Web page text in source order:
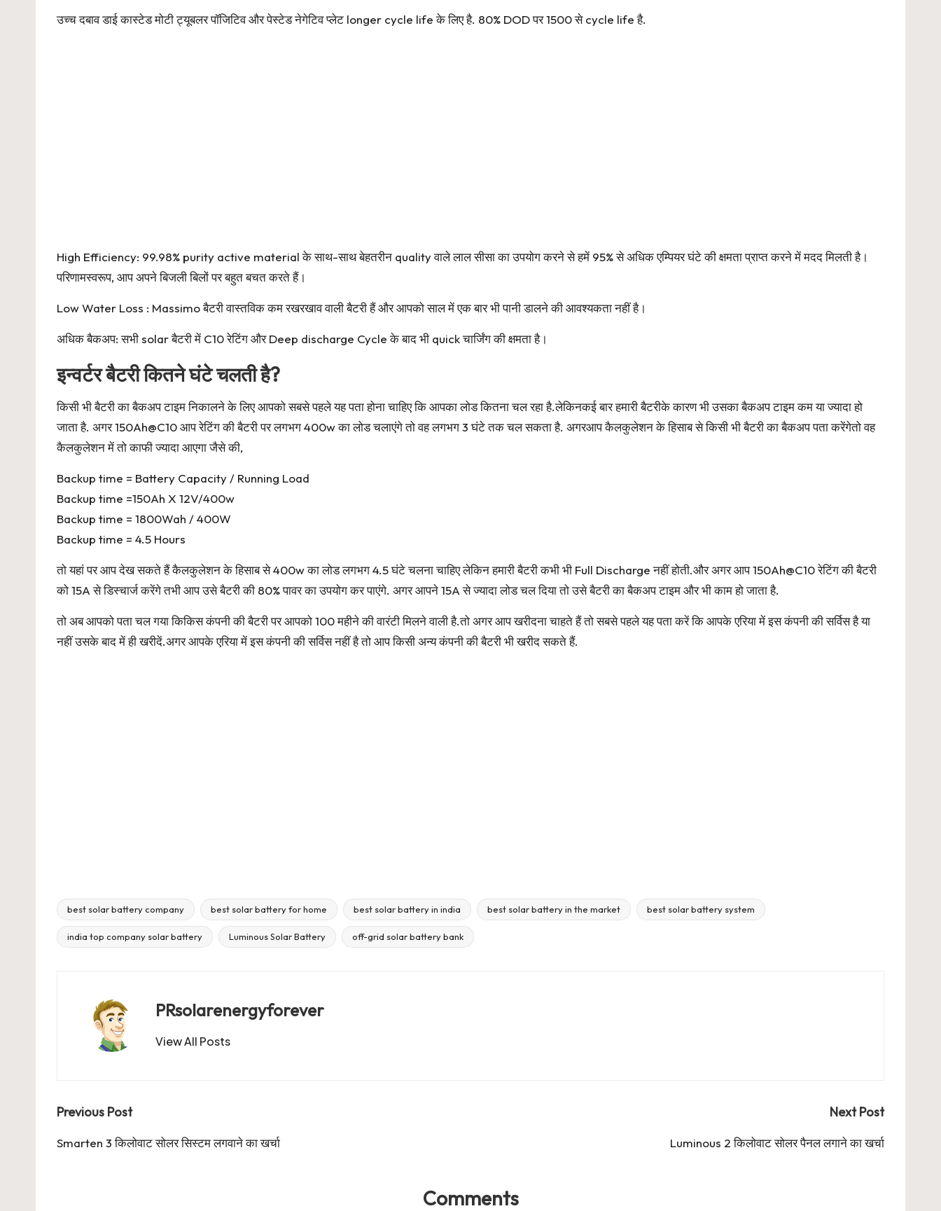
उच्च दबाव डाई कास्टेड मोटी ट्यूबलर पॉजिटिव और पेस्टेड नेगेटिव प्लेट longer cycle life के लिए है. 80% DOD पर 1500 से cycle life है.
High Efficiency: 99.98% purity active material के साथ-साथ बेहतरीन quality वाले लाल सीसा का उपयोग करने से हमें 95% से अधिक एम्पियर घंटे की क्षमता प्राप्त करने में मदद मिलती है।
परिणामस्वरूप, आप अपने बिजली बिलों पर बहुत बचत करते हैं।
Low Water Loss : Massimo बैटरी वास्तविक कम रखरखाव वाली बैटरी हैं और आपको साल में एक बार भी पानी डालने की आवश्यकता नहीं है।
अधिक बैकअप: सभी solar बैटरी में C10 रेटिंग और Deep discharge Cycle के बाद भी quick चार्जिंग की क्षमता है।
इन्वर्टर बैटरी कितने घंटे चलती है?
किसी भी बैटरी का बैकअप टाइम निकालने के लिए आपको सबसे पहले यह पता होना चाहिए कि आपका लोड कितना चल रहा है.लेकिनकई बार हमारी बैटरीके कारण भी उसका बैकअप टाइम कम या ज्यादा हो
जाता है. अगर 150Ah@C10 आप रेटिंग की बैटरी पर लगभग 400w का लोड चलाएंगे तो वह लगभग 3 घंटे तक चल सकता है. अगरआप कैलकुलेशन के हिसाब से किसी भी बैटरी का बैकअप पता करेंगेतो वह
कैलकुलेशन में तो काफी ज्यादा आएगा जैसे की,
Backup time = Battery Capacity / Running Load
Backup time =150Ah X 12V/400w
Backup time = 1800Wah / 400W
Backup time = 4.5 Hours
तो यहां पर आप देख सकते हैं कैलकुलेशन के हिसाब से 400w का लोड लगभग 4.5 घंटे चलना चाहिए लेकिन हमारी बैटरी कभी भी Full Discharge नहीं होती.और अगर आप 150Ah@C10 रेटिंग की बैटरी
को 15A से डिस्चार्ज करेंगे तभी आप उसे बैटरी की 80% पावर का उपयोग कर पाएंगे. अगर आपने 15A से ज्यादा लोड चल दिया तो उसे बैटरी का बैकअप टाइम और भी काम हो जाता है.
तो अब आपको पता चल गया किकिस कंपनी की बैटरी पर आपको 100 महीने की वारंटी मिलने वाली है.तो अगर आप खरीदना चाहते हैं तो सबसे पहले यह पता करें कि आपके एरिया में इस कंपनी की सर्विस है या
नहीं उसके बाद में ही खरीदें.अगर आपके एरिया में इस कंपनी की सर्विस नहीं है तो आप किसी अन्य कंपनी की बैटरी भी खरीद सकते हैं.
Tags:
best solar battery company best solar battery for home best solar battery in india best solar battery in the market best solar battery system
india top company solar battery Luminous Solar Battery off-grid solar battery bank
PRsolarenergyforever
View All Posts
Post
navigation
Previous Post
Smarten 3 किलोवाट सोलर सिस्टम लगवाने का खर्चा
Next Post
Luminous 2 किलोवाट सोलर पैनल लगाने का खर्चा
Comments